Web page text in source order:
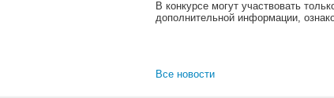
В конкурсе могут участвовать
дополнительной информации,
Все новости